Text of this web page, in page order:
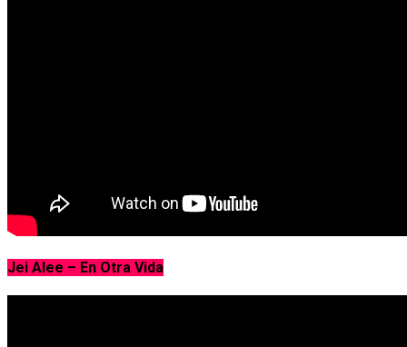
Jei Alee – En Otra Vida